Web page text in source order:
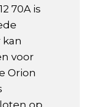
70A is
kan
voor
Orion